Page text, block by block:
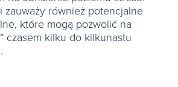
zauważy również potencjalne
które mogą pozwolić na
czasem kilku do kilkunastu